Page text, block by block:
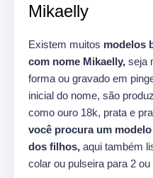
Mikaelly
Existem muitos modelos
com nome Mikaelly, seja
forma ou gravado em
inicial do nome, são
como ouro 18k, prata e
você procura um
dos filhos, aqui também
colar ou pulseira para 2